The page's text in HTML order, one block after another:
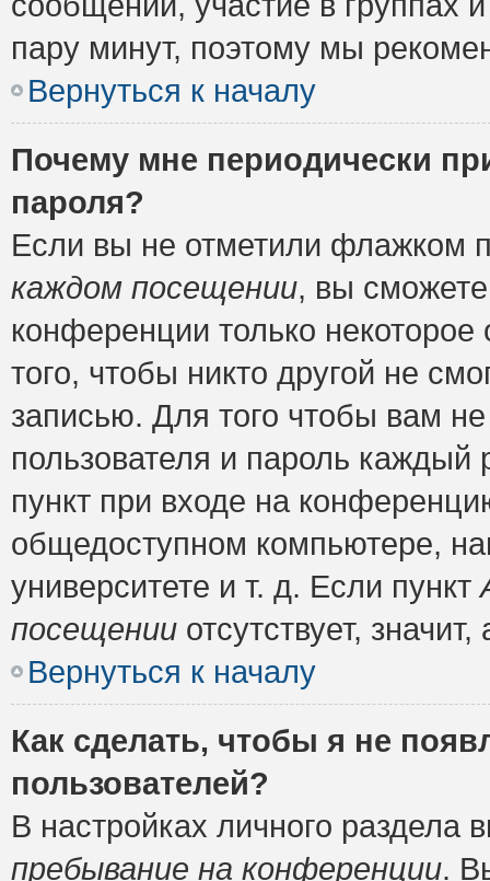
пару минут, поэтому мы
Вернуться к началу
Почему мне периодически
пароля?
Если вы не отметили флажком
каждом посещении, вы
конференции только
того, чтобы никто другой не
записью. Для того чтобы вам
пользователя и пароль
пункт при входе на
общедоступном компьютере,
университете и т. д. Если пункт
посещении отсутствует,
Вернуться к началу
Как сделать, чтобы я не
пользователей?
В настройках личного
пребывание на конференции.